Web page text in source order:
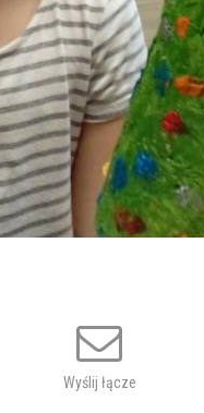
Wyślij łącze